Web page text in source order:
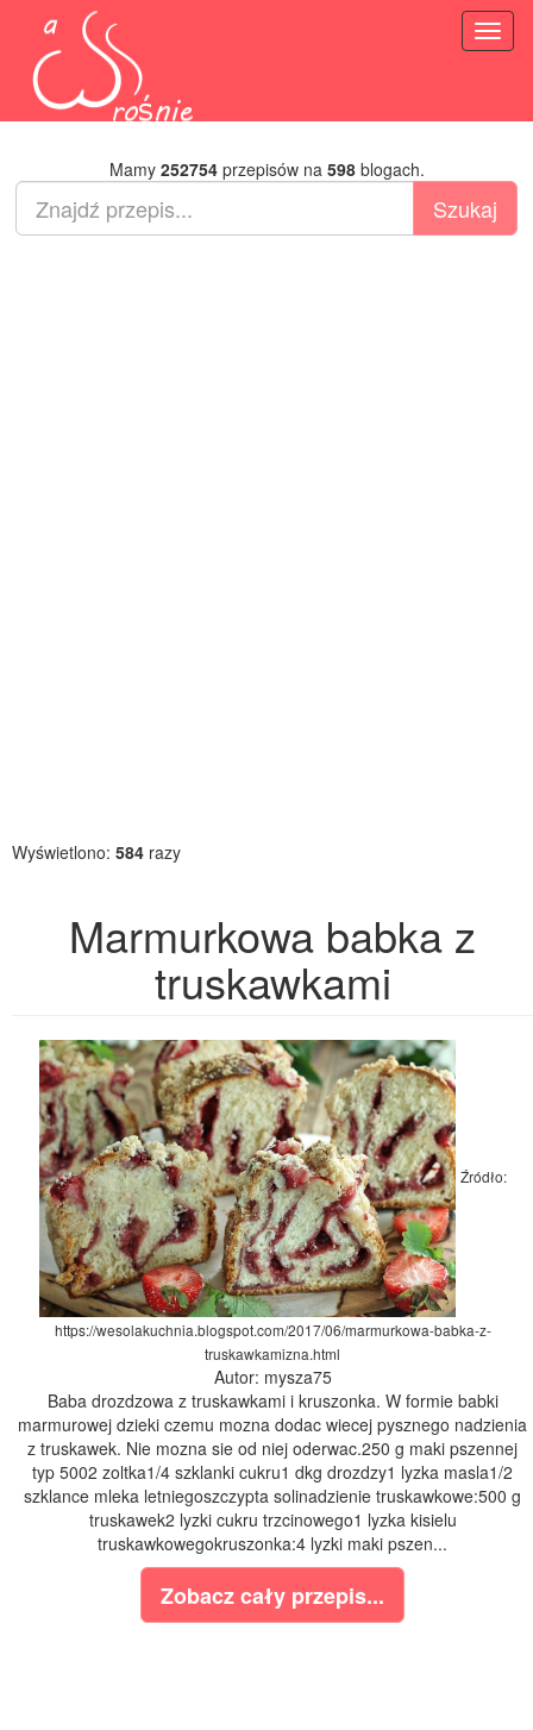
Mamy 252754przepisów na 598blogach.
Wyświetlono: 584 razy
Marmurkowa babka z
truskawkami
Źródło:
https://wesolakuchnia.blogspot.com/2017/06/marmurkowa-babka-z-
truskawkamizna.html
Autor: mysza75
Baba drozdzowa z truskawkami i kruszonka. W formie babki
marmurowej dzieki czemu mozna dodac wiecej pysznego nadzienia
z truskawek. Nie mozna sie od niej oderwac.250 g maki pszennej
typ 5002 zoltka1/4 szklanki cukru1 dkg drozdzy1 lyzka masla1/2
szklance mleka letniegoszczypta solinadzienie truskawkowe:500 g
truskawek2 lyzki cukru trzcinowego1 lyzka kisielu
truskawkowegokruszonka:4 lyzki maki pszen...
Zobacz cały przepis...